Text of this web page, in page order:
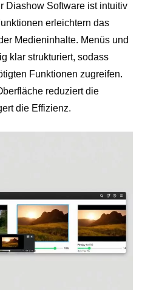
Diashow Software ist intuitiv
erleichtern das
Medieninhalte. Menüs und
klar strukturiert, sodass
Funktionen zugreifen.
reduziert die
die Effizienz.